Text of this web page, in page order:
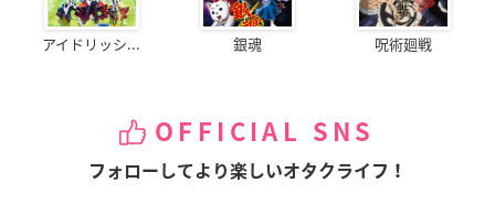
アイドリッシ... 銀魂 呪術廻戦
OFFICIAL SNS
フォローしてより楽しいオタクライフ！